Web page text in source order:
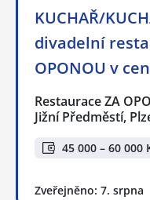
KUCHAŘ/
divadelní
OPONOU v
Restaurace ZA
Jižní Předměstí,
45 000 – 60 000
Zveřejněno: 7. srpna